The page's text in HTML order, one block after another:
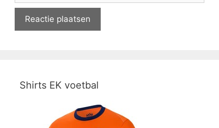
Shirts EK voetbal